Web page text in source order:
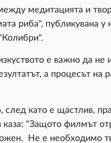
медитацията и
риба", публикувана
е важно да не
а процесът на
след като е щастлив,
каза: "Защото филмът
Не е необходимо